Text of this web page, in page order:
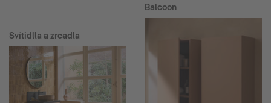
Svítidlla a zrcadla
Balcoon